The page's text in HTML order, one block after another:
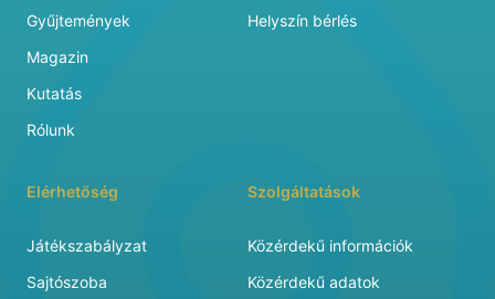
Gyűjtemények
Magazin
Kutatás
Rólunk
Helyszín bérlés
Elérhetőség
Játékszabályzat
Sajtószoba
Szolgáltatások
Közérdekű információk
Közérdekű adatok